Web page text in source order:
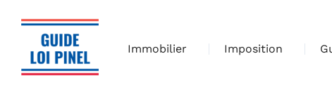
Immobilier Imposition